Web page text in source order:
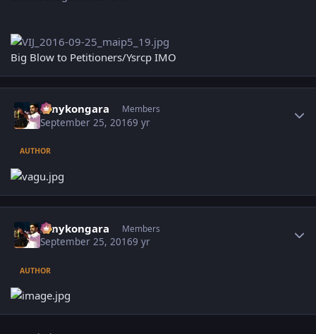
Big Blow to Petitioners/Ysrcp IMO
sonykongara Members
September 25, 20169 yr
AUTHOR
sonykongara Members
September 25, 20169 yr
AUTHOR